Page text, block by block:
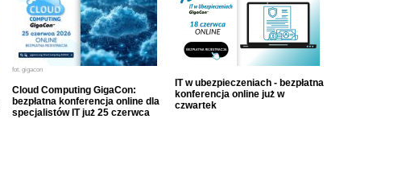
fot. gigacon
Cloud Computing GigaCon:
bezpłatna konferencja online dla
specjalistów IT już 25 czerwca
IT w ubezpieczeniach - bezpłatna
konferencja online już w
czwartek